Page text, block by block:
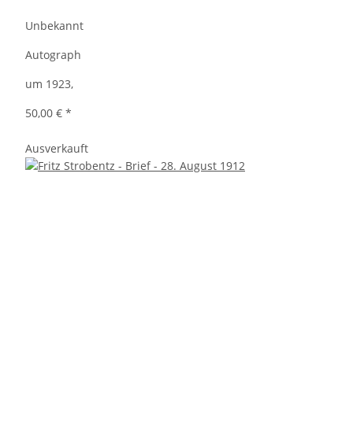
Unbekannt
Autograph
um 1923,
50,00 € *
Ausverkauft